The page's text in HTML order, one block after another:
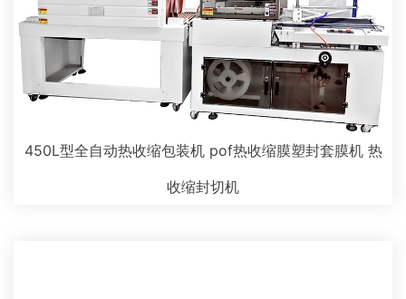
450L型全自动热收缩包装机 pof热收缩膜塑封套膜机 热
收缩封切机